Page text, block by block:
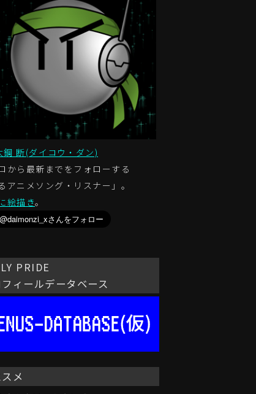
鋼 断(ダイコウ・ダン)
から最新までをフォローする
アニメソング・リスナー」。
絵描き。
PRIDE
ィールデータベース
メ